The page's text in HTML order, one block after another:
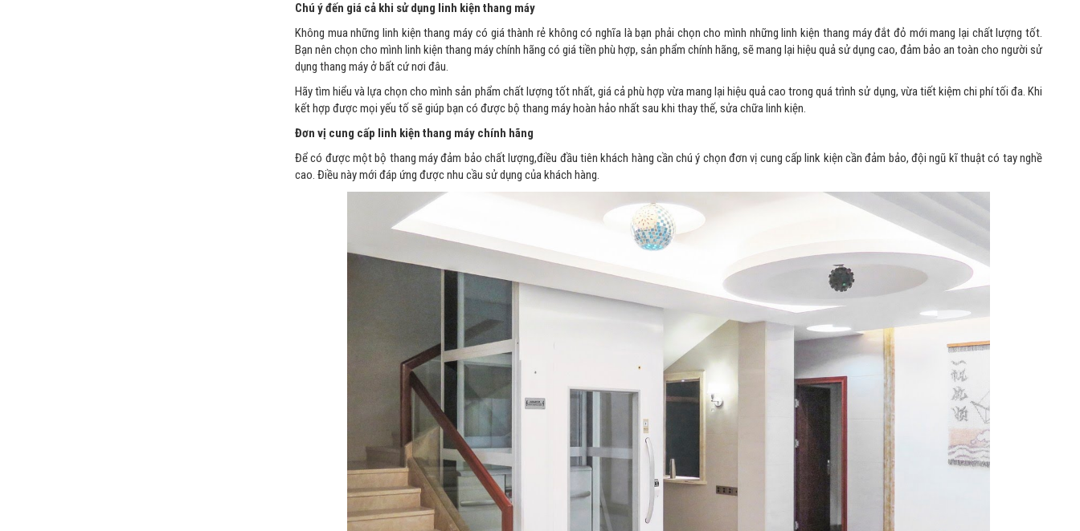
Chú ý đến giá cả khi sử dụng linh kiện thang máy
Không mua những linh kiện thang máy có giá thành rẻ không có nghĩa là bạn phải chọn cho mình những linh kiện thang máy đắt đỏ mới mang lại chất lượng tốt.
Bạn nên chọn cho mình linh kiện thang máy chính hãng có giá tiền phù hợp, sản phẩm chính hãng, sẽ mang lại hiệu quả sử dụng cao, đảm bảo an toàn cho người sử
dụng thang máy ở bất cứ nơi đâu.
Hãy tìm hiểu và lựa chọn cho mình sản phẩm chất lượng tốt nhất, giá cả phù hợp vừa mang lại hiệu quả cao trong quá trình sử dụng, vừa tiết kiệm chi phí tối đa. Khi
kết hợp được mọi yếu tố sẽ giúp bạn có được bộ thang máy hoàn hảo nhất sau khi thay thế, sửa chữa linh kiện.
Đơn vị cung cấp linh kiện thang máy chính hãng
Để có được một bộ thang máy đảm bảo chất lượng,điều đầu tiên khách hàng cần chú ý chọn đơn vị cung cấp link kiện cần đảm bảo, đội ngũ kĩ thuật có tay nghề
cao. Điều này mới đáp ứng được nhu cầu sử dụng của khách hàng.